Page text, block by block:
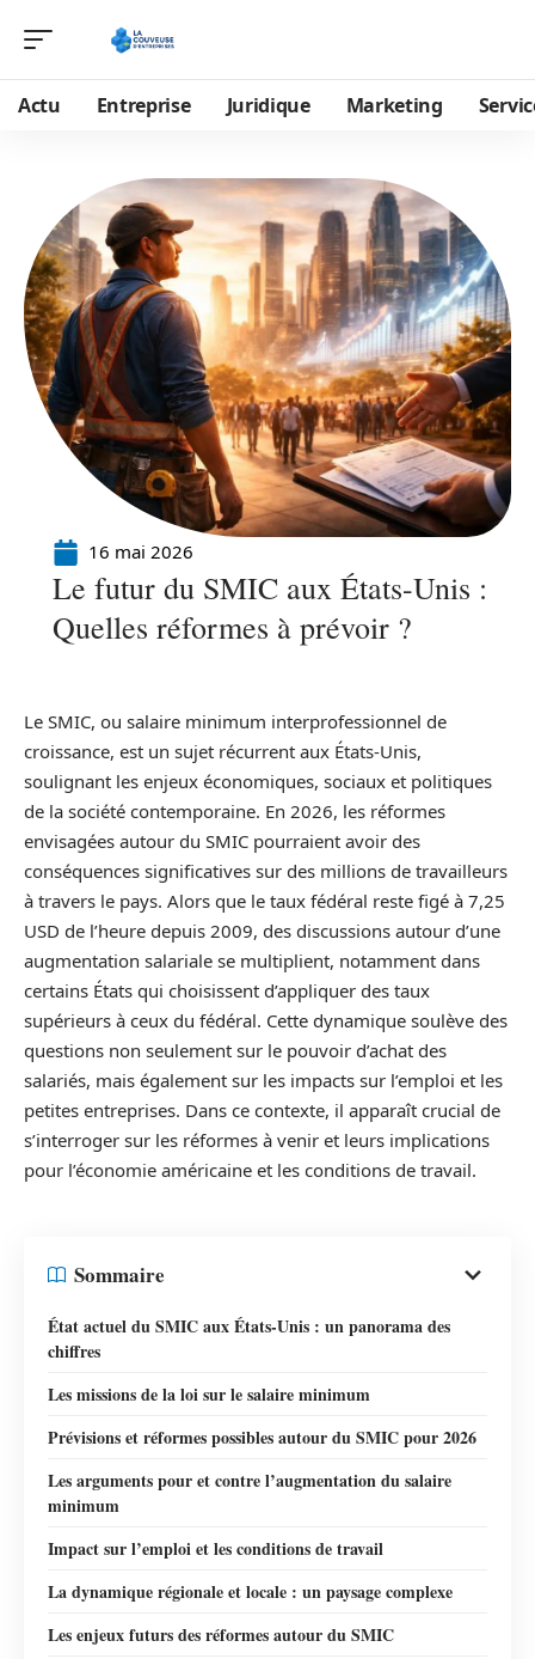
Actu Entreprise Juridique Marketing
16 mai 2026
Le futur du SMIC aux États-Unis :
Quelles réformes à prévoir ?
Le SMIC, ou salaire minimum interprofessionnel de
croissance, est un sujet récurrent aux États-Unis,
soulignant les enjeux économiques, sociaux et politiques
de la société contemporaine. En 2026, les réformes
envisagées autour du SMIC pourraient avoir des
conséquences significatives sur des millions de travailleurs
à travers le pays. Alors que le taux fédéral reste figé à 7,25
USD de l’heure depuis 2009, des discussions autour d’une
augmentation salariale se multiplient, notamment dans
certains États qui choisissent d’appliquer des taux
supérieurs à ceux du fédéral. Cette dynamique soulève des
questions non seulement sur le pouvoir d’achat des
salariés, mais également sur les impacts sur l’emploi et les
petites entreprises. Dans ce contexte, il apparaît crucial de
s’interroger sur les réformes à venir et leurs implications
pour l’économie américaine et les conditions de travail.
Sommaire
État actuel du SMIC aux États-Unis : un panorama des
chiffres
Les missions de la loi sur le salaire minimum
Prévisions et réformes possibles autour du SMIC pour 2026
Les arguments pour et contre l’augmentation du salaire
minimum
Impact sur l’emploi et les conditions de travail
La dynamique régionale et locale : un paysage complexe
Les enjeux futurs des réformes autour du SMIC